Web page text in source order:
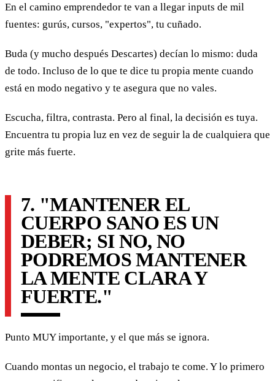
En el camino emprendedor te van a llegar inputs de mil
fuentes: gurús, cursos, "expertos", tu cuñado.
Buda (y mucho después Descartes) decían lo mismo: duda
de todo. Incluso de lo que te dice tu propia mente cuando
está en modo negativo y te asegura que no vales.
Escucha, filtra, contrasta. Pero al final, la decisión es tuya.
Encuentra tu propia luz en vez de seguir la de cualquiera que
grite más fuerte.
7. "MANTENER EL
CUERPO SANO ES UN
DEBER; SI NO, NO
PODREMOS MANTENER
LA MENTE CLARA Y
FUERTE."
Punto MUY importante, y el que más se ignora.
Cuando montas un negocio, el trabajo te come. Y lo primero